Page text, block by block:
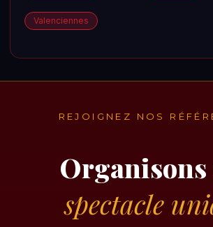
Valenciennes
REJOIGNEZ NOS
spectacle